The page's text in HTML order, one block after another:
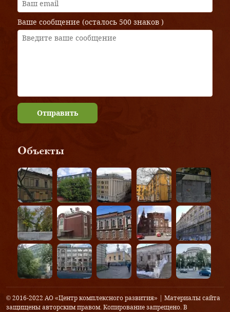
Ваше сообщение (осталось 500 знаков )
Отправить
Объекты
© 2016-2022 АО «Центр комплексного развития» | Материалы сайта
защищены авторским правом. Копирование запрещено. В